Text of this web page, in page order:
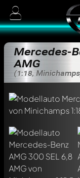
Mercedes-
AMG
(1:18,